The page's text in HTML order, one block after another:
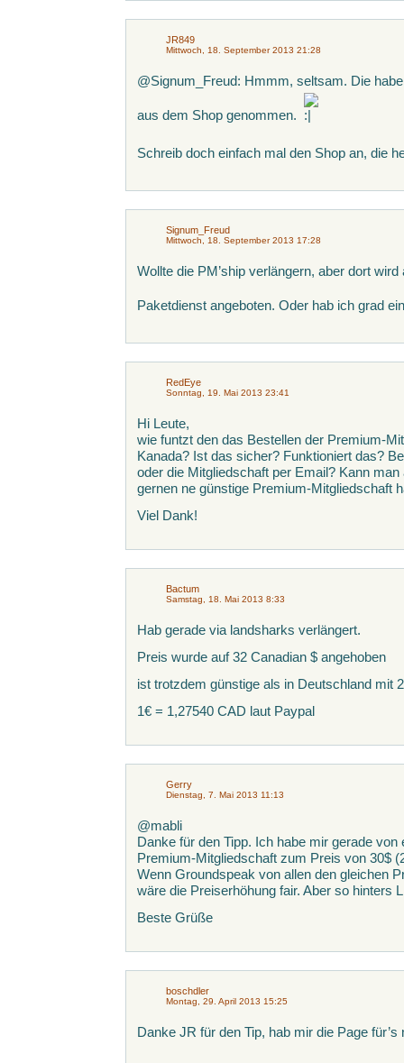
JR849
Mittwoch, 18. September 2013 21:28
@Signum_Freud: Hmmm, seltsam. Die
aus dem Shop genommen.
Schreib doch einfach mal den Shop an, die
Signum_Freud
Mittwoch, 18. September 2013 17:28
Wollte die PM’ship verlängern, aber dort
Paketdienst angeboten. Oder hab ich grad
RedEye
Sonntag, 19. Mai 2013 23:41
Hi Leute,
wie funtzt den das Bestellen der Premium-
Kanada? Ist das sicher? Funktioniert das?
oder die Mitgliedschaft per Email? Kann
gernen ne günstige Premium-Mitgliedschaft
Viel Dank!
Bactum
Samstag, 18. Mai 2013 8:33
Hab gerade via landsharks verlängert.
Preis wurde auf 32 Canadian $ angehoben
ist trotzdem günstige als in Deutschland mit
1€ = 1,27540 CAD laut Paypal
Gerry
Dienstag, 7. Mai 2013 11:13
@mabli
Danke für den Tipp. Ich habe mir gerade
Premium-Mitgliedschaft zum Preis von 30$
Wenn Groundspeak von allen den gleichen
wäre die Preiserhöhung fair. Aber so hinters
Beste Grüße
boschdler
Montag, 29. April 2013 15:25
Danke JR für den Tip, hab mir die Page